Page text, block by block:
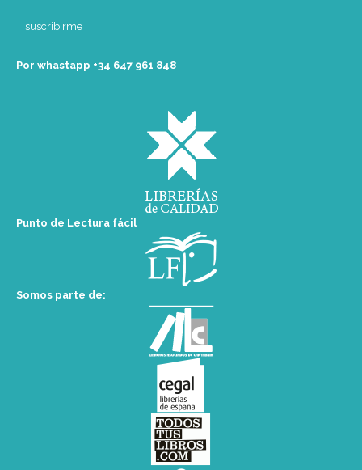
Por whastapp +34 ‭647 961 848‬
Punto de Lectura fácil
Somos parte de: